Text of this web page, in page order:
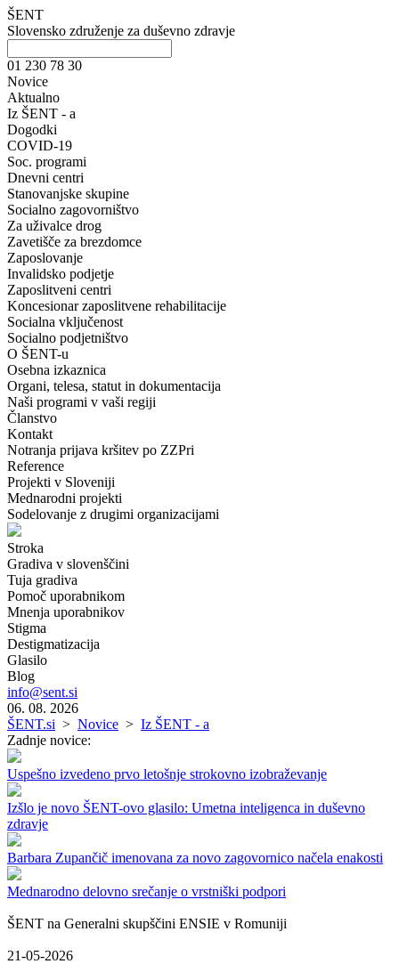
ŠENT
Slovensko združenje za duševno zdravje
01 230 78 30
Novice
Aktualno
Iz ŠENT - a
Dogodki
COVID-19
Soc. programi
Dnevni centri
Stanovanjske skupine
Socialno zagovorništvo
Za uživalce drog
Zavetišče za brezdomce
Zaposlovanje
Invalidsko podjetje
Zaposlitveni centri
Koncesionar zaposlitvene rehabilitacije
Socialna vključenost
Socialno podjetništvo
O ŠENT-u
Osebna izkaznica
Organi, telesa, statut in dokumentacija
Naši programi v vaši regiji
Članstvo
Kontakt
Notranja prijava kršitev po ZZPri
Reference
Projekti v Sloveniji
Mednarodni projekti
Sodelovanje z drugimi organizacijami
Stroka
Gradiva v slovenščini
Tuja gradiva
Pomoč uporabnikom
Mnenja uporabnikov
Stigma
Destigmatizacija
Glasilo
Blog
info@sent.si
06. 08. 2026
ŠENT.si > Novice > Iz ŠENT - a
Zadnje novice:
Uspešno izvedeno prvo letošnje strokovno izobraževanje
Izšlo je novo ŠENT-ovo glasilo: Umetna inteligenca in duševno
zdravje
Barbara Zupančič imenovana za novo zagovornico načela enakosti
Mednarodno delovno srečanje o vrstniški podpori
ŠENT na Generalni skupščini ENSIE v Romuniji
21-05-2026